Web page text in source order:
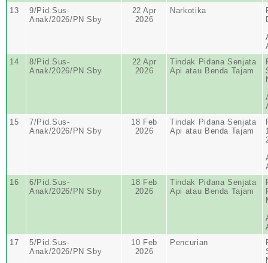
13
9/Pid.Sus-
Anak/2026/PN Sby
22 Apr
2026
Narkotika
14
8/Pid.Sus-
Anak/2026/PN Sby
22 Apr
2026
Tindak Pidana Senjata
Api atau Benda Tajam
15
7/Pid.Sus-
Anak/2026/PN Sby
18 Feb
2026
Tindak Pidana Senjata
Api atau Benda Tajam
16
6/Pid.Sus-
Anak/2026/PN Sby
18 Feb
2026
Tindak Pidana Senjata
Api atau Benda Tajam
17
5/Pid.Sus-
Anak/2026/PN Sby
10 Feb
2026
Pencurian